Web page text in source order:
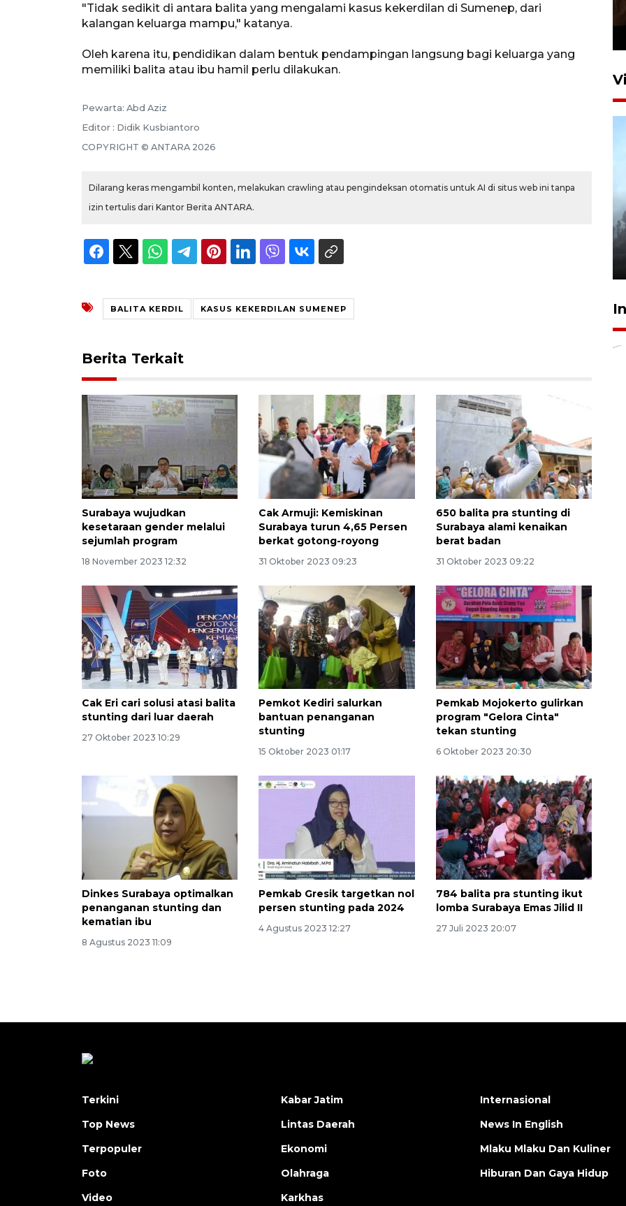
"Tidak sedikit di antara balita yang mengalami kasus kekerdilan di Sumenep, dari
kalangan keluarga mampu," katanya.
Oleh karena itu, pendidikan dalam bentuk pendampingan langsung bagi keluarga yang
memiliki balita atau ibu hamil perlu dilakukan.
Pewarta: Abd Aziz
Editor : Didik Kusbiantoro
COPYRIGHT © ANTARA 2026
Dilarang keras mengambil konten, melakukan crawling atau pengindeksan otomatis untuk AI di situs web ini tanpa
izin tertulis dari Kantor Berita ANTARA.
BALITA KERDIL KASUS KEKERDILAN SUMENEP
Berita Terkait
Surabaya wujudkan
kesetaraan gender melalui
sejumlah program
18 November 2023 12:32
Cak Armuji: Kemiskinan
Surabaya turun 4,65 Persen
berkat gotong-royong
31 Oktober 2023 09:23
650 balita pra stunting di
Surabaya alami kenaikan
berat badan
31 Oktober 2023 09:22
Cak Eri cari solusi atasi balita
stunting dari luar daerah
27 Oktober 2023 10:29
Pemkot Kediri salurkan
bantuan penanganan
stunting
15 Oktober 2023 01:17
Pemkab Mojokerto gulirkan
program "Gelora Cinta"
tekan stunting
6 Oktober 2023 20:30
Dinkes Surabaya optimalkan
penanganan stunting dan
kematian ibu
8 Agustus 2023 11:09
Pemkab Gresik targetkan nol
persen stunting pada 2024
4 Agustus 2023 12:27
784 balita pra stunting ikut
lomba Surabaya Emas Jilid II
27 Juli 2023 20:07
Presiden 2026
Awas penipuan berbasis AI
2026-08-07 13:45:00
Terkini
Top News
Terpopuler
Foto
Video
Kabar Jatim
Lintas Daerah
Ekonomi
Olahraga
Karkhas
Internasional
News In English
Mlaku Mlaku Dan Kuliner
Hiburan Dan Gaya Hidup